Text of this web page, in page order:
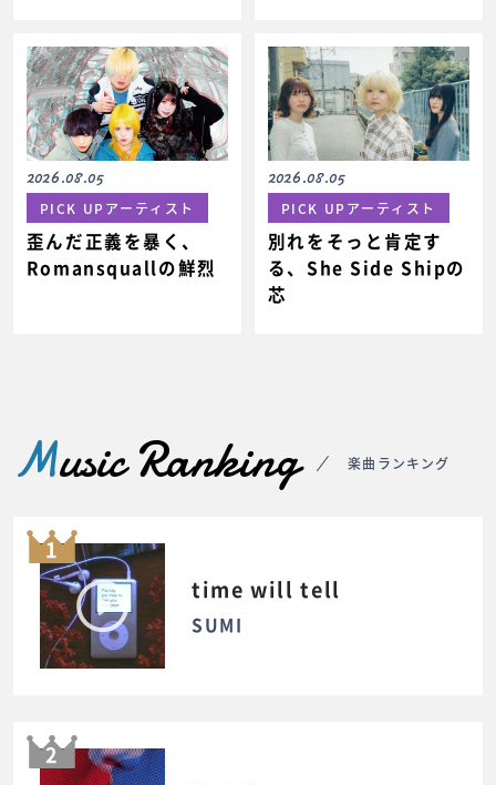
2026.08.05
PICK UPアーティスト
歪んだ正義を暴く、
Romansquallの鮮烈
2026.08.05
PICK UPアーティスト
別れをそっと肯定す
る、She Side Shipの
芯
Music Ranking 楽曲ランキング
1
time will tell
SUMI
2